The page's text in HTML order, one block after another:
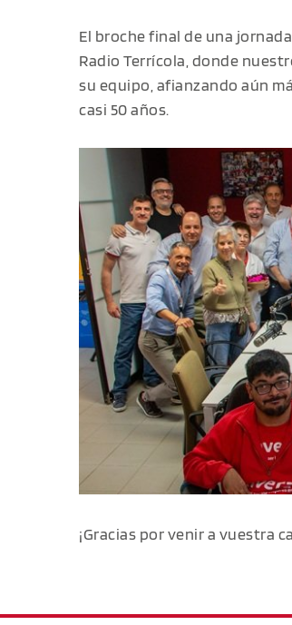
El broche final de una
Radio Terrícola, donde
su equipo, afianzando aún
casi 50 años.
¡Gracias por venir a vuestra